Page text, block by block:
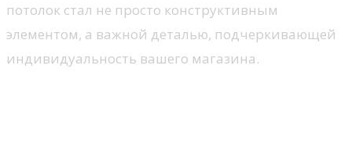
потолок стал не просто конструктивным
элементом, а важной деталью, подчеркивающей
индивидуальность вашего магазина.